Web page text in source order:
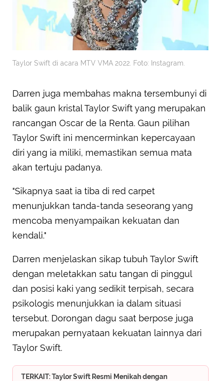
Taylor Swift di acara MTV VMA 2022. Foto: Instagram.
Darren juga membahas makna tersembunyi di
balik gaun kristal Taylor Swift yang merupakan
rancangan Oscar de la Renta. Gaun pilihan
Taylor Swift ini mencerminkan kepercayaan
diri yang ia miliki, memastikan semua mata
akan tertuju padanya.
"Sikapnya saat ia tiba di red carpet
menunjukkan tanda-tanda seseorang yang
mencoba menyampaikan kekuatan dan
kendali."
Darren menjelaskan sikap tubuh Taylor Swift
dengan meletakkan satu tangan di pinggul
dan posisi kaki yang sedikit terpisah, secara
psikologis menunjukkan ia dalam situasi
tersebut. Dorongan dagu saat berpose juga
merupakan pernyataan kekuatan lainnya dari
Taylor Swift.
TERKAIT: Taylor Swift Resmi Menikah dengan